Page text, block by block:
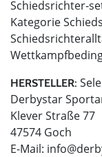
Schiedsrichter-
Kategorie
HERSTELLER:
Derbystar
Klever Straße 77
47574 Goch
E-Mail: